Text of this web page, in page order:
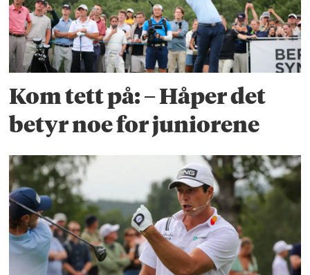
Kom tett på: – Håper det
betyr noe for juniorene